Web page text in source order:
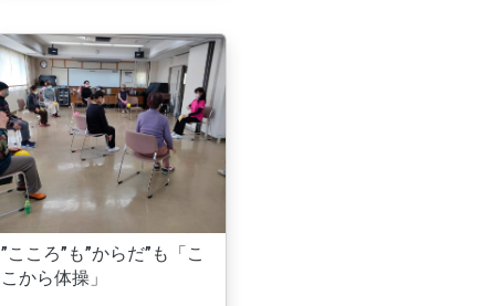
”こころ”も”からだ”も「こ
こから体操」